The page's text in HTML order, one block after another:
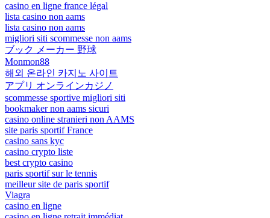
casino en ligne france légal
lista casino non aams
lista casino non aams
migliori siti scommesse non aams
ブック メーカー 野球
Monmon88
해외 온라인 카지노 사이트
アプリ オンラインカジノ
scommesse sportive migliori siti
bookmaker non aams sicuri
casino online stranieri non AAMS
site paris sportif France
casino sans kyc
casino crypto liste
best crypto casino
paris sportif sur le tennis
meilleur site de paris sportif
Viagra
casino en ligne